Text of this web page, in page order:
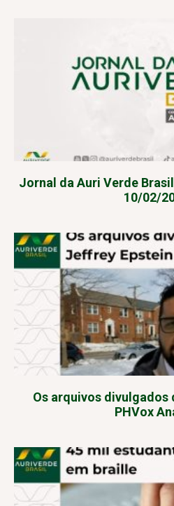
Jornal da Auri Verde
10/02/
Os arquivos divulgados
PHVox